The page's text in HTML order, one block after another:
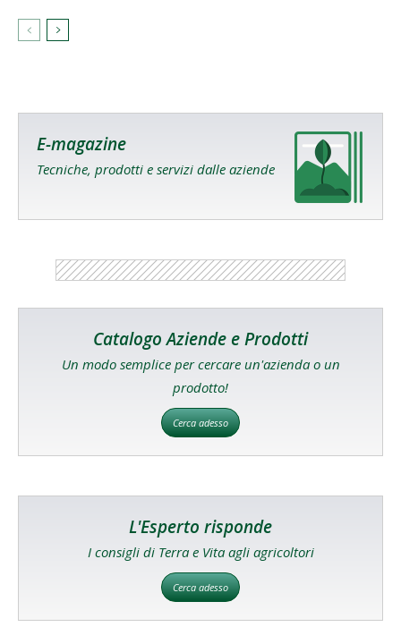
E-magazine
Tecniche, prodotti e servizi dalle aziende
Catalogo Aziende e Prodotti
Un modo semplice per cercare un'azienda o un
prodotto!
Cerca adesso
L'Esperto risponde
I consigli di Terra e Vita agli agricoltori
Cerca adesso